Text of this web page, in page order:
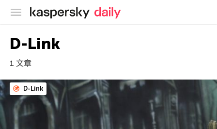
卡巴斯基官方博客
D-Link
1 文章
D-Link